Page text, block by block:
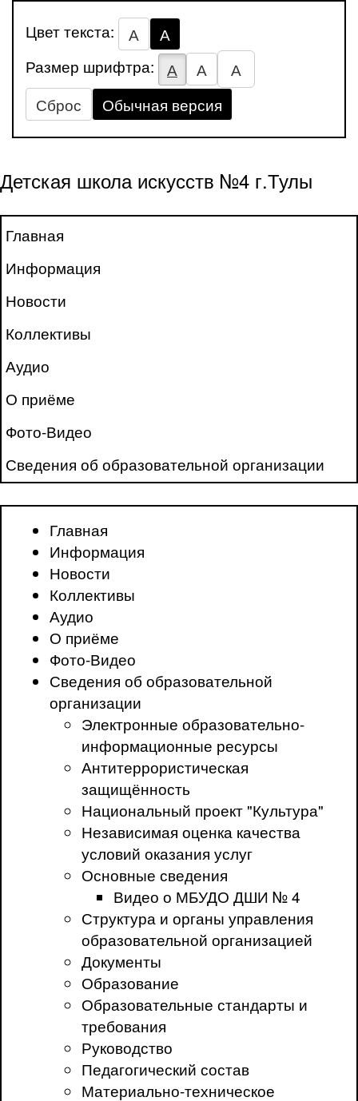
Цвет текста: А
А
Размер шрифтра:
А А
А
Сброс
Обычная версия
Детская школа искусств №4 г.Тулы
Главная
Информация
Новости
Коллективы
Аудио
О приёме
Фото-Видео
Сведения об образовательной организации
Главная
Информация
Новости
Коллективы
Аудио
О приёме
Фото-Видео
Сведения об образовательной
организации
Электронные образовательно-
информационные ресурсы
Антитеррористическая
защищённость
Национальный проект "Культура"
Независимая оценка качества
условий оказания услуг
Основные сведения
Видео о МБУДО ДШИ № 4
Структура и органы управления
образовательной организацией
Документы
Образование
Образовательные стандарты и
требования
Руководство
Педагогический состав
Материально-техническое